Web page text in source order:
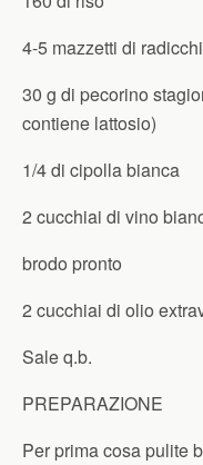
4-5 mazzetti di
30 g di pecorino
contiene lattosio)
1/4 di cipolla bianca
2 cucchiai di vino
brodo pronto
2 cucchiai di olio
Sale q.b.
PREPARAZIONE
Per prima cosa pulite